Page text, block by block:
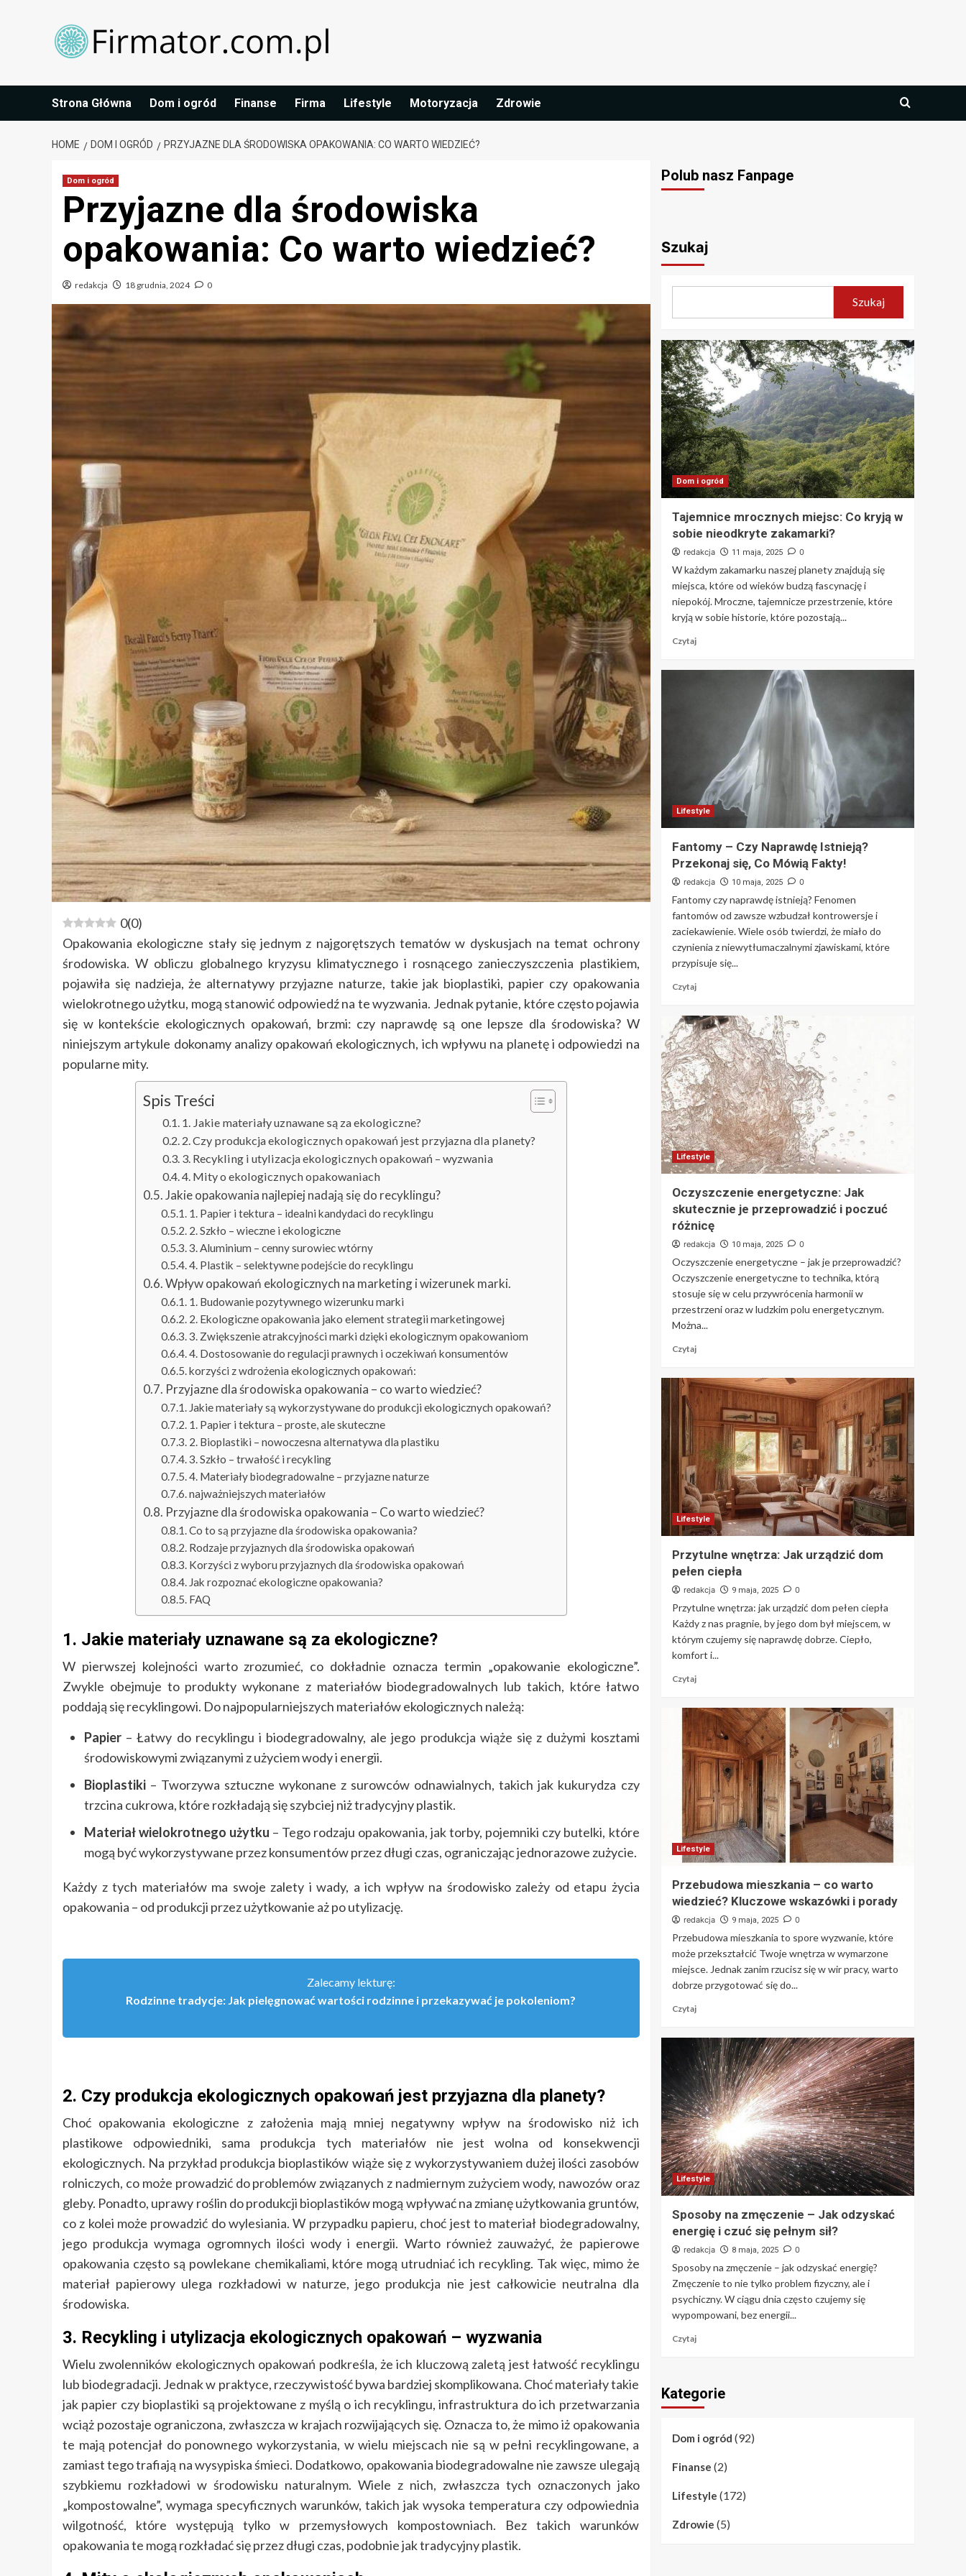
Strona Główna Dom i ogród Finanse Firma Lifestyle Motoryzacja Zdrowie
HOME DOM I OGRÓD PRZYJAZNE DLA ŚRODOWISKA OPAKOWANIA: CO WARTO WIEDZIEĆ?
Dom i ogród
Przyjazne dla środowiska
opakowania: Co warto wiedzieć?
redakcja 18 grudnia, 2024 0
0(0)
Opakowania ekologiczne stały się jednym z najgorętszych tematów w dyskusjach na temat ochrony
środowiska. W obliczu globalnego kryzysu klimatycznego i rosnącego zanieczyszczenia plastikiem,
pojawiła się nadzieja, że alternatywy przyjazne naturze, takie jak bioplastiki, papier czy opakowania
wielokrotnego użytku, mogą stanowić odpowiedź na te wyzwania. Jednak pytanie, które często pojawia
się w kontekście ekologicznych opakowań, brzmi: czy naprawdę są one lepsze dla środowiska? W
niniejszym artykule dokonamy analizy opakowań ekologicznych, ich wpływu na planetę i odpowiedzi na
popularne mity.
Spis Treści
1. Jakie materiały uznawane są za ekologiczne?
2. Czy produkcja ekologicznych opakowań jest przyjazna dla planety?
3. Recykling i utylizacja ekologicznych opakowań – wyzwania
4. Mity o ekologicznych opakowaniach
Jakie opakowania najlepiej nadają się do recyklingu?
1. Papier i tektura – idealni kandydaci do recyklingu
2. Szkło – wieczne i ekologiczne
3. Aluminium – cenny surowiec wtórny
4. Plastik – selektywne podejście do recyklingu
Wpływ opakowań ekologicznych na marketing i wizerunek marki.
1. Budowanie pozytywnego wizerunku marki
2. Ekologiczne opakowania jako element strategii marketingowej
3. Zwiększenie atrakcyjności marki dzięki ekologicznym opakowaniom
4. Dostosowanie do regulacji prawnych i oczekiwań konsumentów
korzyści z wdrożenia ekologicznych opakowań:
Przyjazne dla środowiska opakowania – co warto wiedzieć?
Jakie materiały są wykorzystywane do produkcji ekologicznych opakowań?
1. Papier i tektura – proste, ale skuteczne
2. Bioplastiki – nowoczesna alternatywa dla plastiku
3. Szkło – trwałość i recykling
4. Materiały biodegradowalne – przyjazne naturze
najważniejszych materiałów
Przyjazne dla środowiska opakowania – Co warto wiedzieć?
Co to są przyjazne dla środowiska opakowania?
Rodzaje przyjaznych dla środowiska opakowań
Korzyści z wyboru przyjaznych dla środowiska opakowań
Jak rozpoznać ekologiczne opakowania?
FAQ
1. Jakie materiały uznawane są za ekologiczne?
W pierwszej kolejności warto zrozumieć, co dokładnie oznacza termin „opakowanie ekologiczne”.
Zwykle obejmuje to produkty wykonane z materiałów biodegradowalnych lub takich, które łatwo
poddają się recyklingowi. Do najpopularniejszych materiałów ekologicznych należą:
Papier – Łatwy do recyklingu i biodegradowalny, ale jego produkcja wiąże się z dużymi kosztami
środowiskowymi związanymi z użyciem wody i energii.
Bioplastiki – Tworzywa sztuczne wykonane z surowców odnawialnych, takich jak kukurydza czy
trzcina cukrowa, które rozkładają się szybciej niż tradycyjny plastik.
Materiał wielokrotnego użytku – Tego rodzaju opakowania, jak torby, pojemniki czy butelki, które
mogą być wykorzystywane przez konsumentów przez długi czas, ograniczając jednorazowe zużycie.
Każdy z tych materiałów ma swoje zalety i wady, a ich wpływ na środowisko zależy od etapu życia
opakowania – od produkcji przez użytkowanie aż po utylizację.
Zalecamy lekturę:
Rodzinne tradycje: Jak pielęgnować wartości rodzinne i przekazywać je pokoleniom?
2. Czy produkcja ekologicznych opakowań jest przyjazna dla planety?
Choć opakowania ekologiczne z założenia mają mniej negatywny wpływ na środowisko niż ich
plastikowe odpowiedniki, sama produkcja tych materiałów nie jest wolna od konsekwencji
ekologicznych. Na przykład produkcja bioplastików wiąże się z wykorzystywaniem dużej ilości zasobów
rolniczych, co może prowadzić do problemów związanych z nadmiernym zużyciem wody, nawozów oraz
gleby. Ponadto, uprawy roślin do produkcji bioplastików mogą wpływać na zmianę użytkowania gruntów,
co z kolei może prowadzić do wylesiania. W przypadku papieru, choć jest to materiał biodegradowalny,
jego produkcja wymaga ogromnych ilości wody i energii. Warto również zauważyć, że papierowe
opakowania często są powlekane chemikaliami, które mogą utrudniać ich recykling. Tak więc, mimo że
materiał papierowy ulega rozkładowi w naturze, jego produkcja nie jest całkowicie neutralna dla
środowiska.
3. Recykling i utylizacja ekologicznych opakowań – wyzwania
Wielu zwolenników ekologicznych opakowań podkreśla, że ich kluczową zaletą jest łatwość recyklingu
lub biodegradacji. Jednak w praktyce, rzeczywistość bywa bardziej skomplikowana. Choć materiały takie
jak papier czy bioplastiki są projektowane z myślą o ich recyklingu, infrastruktura do ich przetwarzania
wciąż pozostaje ograniczona, zwłaszcza w krajach rozwijających się. Oznacza to, że mimo iż opakowania
te mają potencjał do ponownego wykorzystania, w wielu miejscach nie są w pełni recyklingowane, a
zamiast tego trafiają na wysypiska śmieci. Dodatkowo, opakowania biodegradowalne nie zawsze ulegają
szybkiemu rozkładowi w środowisku naturalnym. Wiele z nich, zwłaszcza tych oznaczonych jako
„kompostowalne”, wymaga specyficznych warunków, takich jak wysoka temperatura czy odpowiednia
wilgotność, które występują tylko w przemysłowych kompostowniach. Bez takich warunków
opakowania te mogą rozkładać się przez długi czas, podobnie jak tradycyjny plastik.
Polub nasz Fanpage
Szukaj
Szukaj
Dom i ogród
Tajemnice mrocznych miejsc: Co kryją w
sobie nieodkryte zakamarki?
redakcja 11 maja, 2025 0
W każdym zakamarku naszej planety znajdują się
miejsca, które od wieków budzą fascynację i
niepokój. Mroczne, tajemnicze przestrzenie, które
kryją w sobie historie, które pozostają...
Czytaj
Lifestyle
Fantomy – Czy Naprawdę Istnieją?
Przekonaj się, Co Mówią Fakty!
redakcja 10 maja, 2025 0
Fantomy czy naprawdę istnieją? Fenomen
fantomów od zawsze wzbudzał kontrowersje i
zaciekawienie. Wiele osób twierdzi, że miało do
czynienia z niewytłumaczalnymi zjawiskami, które
przypisuje się...
Czytaj
Lifestyle
Oczyszczenie energetyczne: Jak
skutecznie je przeprowadzić i poczuć
różnicę
redakcja 10 maja, 2025 0
Oczyszczenie energetyczne – jak je przeprowadzić?
Oczyszczenie energetyczne to technika, którą
stosuje się w celu przywrócenia harmonii w
przestrzeni oraz w ludzkim polu energetycznym.
Można...
Czytaj
Lifestyle
Przytulne wnętrza: Jak urządzić dom
pełen ciepła
redakcja 9 maja, 2025 0
Przytulne wnętrza: jak urządzić dom pełen ciepła
Każdy z nas pragnie, by jego dom był miejscem, w
którym czujemy się naprawdę dobrze. Ciepło,
komfort i...
Czytaj
Lifestyle
Przebudowa mieszkania – co warto
wiedzieć? Kluczowe wskazówki i porady
redakcja 9 maja, 2025 0
Przebudowa mieszkania to spore wyzwanie, które
może przekształcić Twoje wnętrza w wymarzone
miejsce. Jednak zanim rzucisz się w wir pracy, warto
dobrze przygotować się do...
Czytaj
Lifestyle
Sposoby na zmęczenie – Jak odzyskać
energię i czuć się pełnym sił?
redakcja 8 maja, 2025 0
Sposoby na zmęczenie – jak odzyskać energię?
Zmęczenie to nie tylko problem fizyczny, ale i
psychiczny. W ciągu dnia często czujemy się
wypompowani, bez energii...
Czytaj
Kategorie
Dom i ogród (92)
Finanse (2)
Lifestyle (172)
Zdrowie (5)